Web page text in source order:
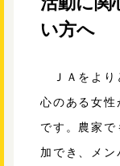
い方へ
ＪＡをより
心のある女性
です。農家
加でき、メ